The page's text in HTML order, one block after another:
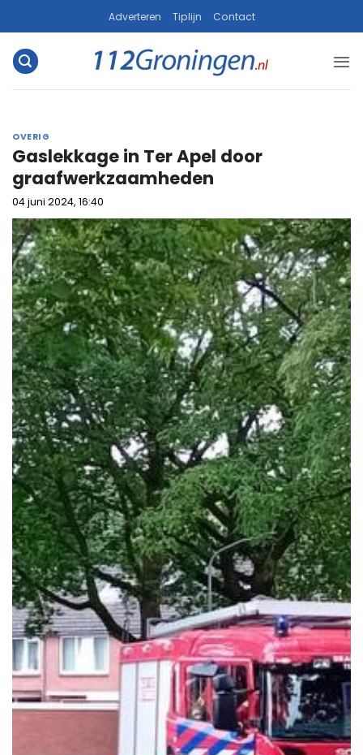
naar
inhoud
Adverteren Tiplijn Contact
OVERIG
Gaslekkage in Ter Apel door
graafwerkzaamheden
04 juni 2024, 16:40